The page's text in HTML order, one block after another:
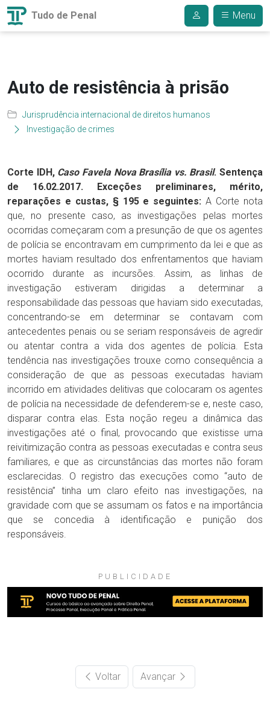
Tudo de Penal Menu
Auto de resistência à prisão
Jurisprudência internacional de direitos humanos
Investigação de crimes
Corte IDH, Caso Favela Nova Brasília vs. Brasil. Sentença
de 16.02.2017. Exceções preliminares, mérito,
reparações e custas, § 195 e seguintes: A Corte nota
que, no presente caso, as investigações pelas mortes
ocorridas começaram com a presunção de que os agentes
de polícia se encontravam em cumprimento da lei e que as
mortes haviam resultado dos enfrentamentos que haviam
ocorrido durante as incursões. Assim, as linhas de
investigação estiveram dirigidas a determinar a
responsabilidade das pessoas que haviam sido executadas,
concentrando-se em determinar se contavam com
antecedentes penais ou se seriam responsáveis de agredir
ou atentar contra a vida dos agentes de polícia. Esta
tendência nas investigações trouxe como consequência a
consideração de que as pessoas executadas haviam
incorrido em atividades delitivas que colocaram os agentes
de polícia na necessidade de defenderem-se e, neste caso,
disparar contra elas. Esta noção regeu a dinâmica das
investigações até o final, provocando que existisse uma
reivitimização contra as pessoas executadas e contra seus
familiares, e que as circunstâncias das mortes não foram
esclarecidas. O registro das execuções como “auto de
resistência” tinha um claro efeito nas investigações, na
gravidade com que se assumam os fatos e na importância
que se concedia à identificação e punição dos
responsáveis.
PUBLICIDADE
Voltar Avançar